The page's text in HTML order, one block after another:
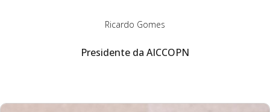
Ricardo Gomes
Presidente da AICCOPN